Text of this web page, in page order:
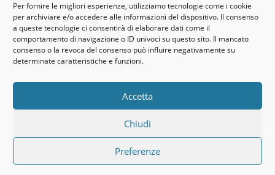
Per fornire le migliori esperienze, utilizziamo tecnologie come i cookie
per archiviare e/o accedere alle informazioni del dispositivo. Il consenso
a queste tecnologie ci consentirà di elaborare dati come il
comportamento di navigazione o ID univoci su questo sito. Il mancato
consenso o la revoca del consenso può influire negativamente su
determinate caratteristiche e funzioni.
Accetta
Chiudi
Preferenze
Tel. +39 0142 455717
46/48, Corso Giovane Italia - 15033 Casale Monferrato (AL)
- Italia
Cookies Policy
Privacy Policy
Credits & Powered by RIROWEB